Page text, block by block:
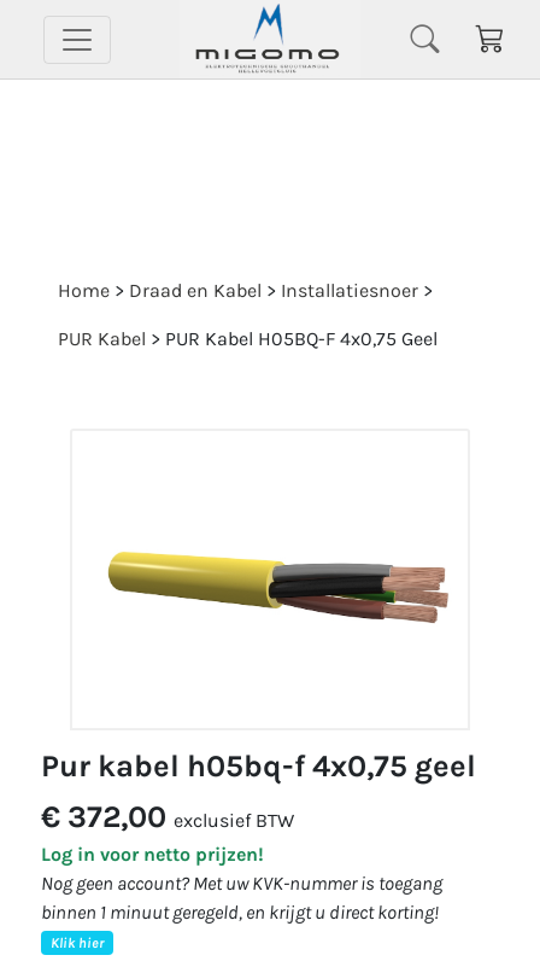
Home > Draad en Kabel > Installatiesnoer >
PUR Kabel > PUR Kabel H05BQ-F 4x0,75 Geel
pur kabel h05bq-f 4x0,75 geel
€ 372,00 exclusief BTW
Log in voor netto prijzen!
Nog geen account? Met uw KVK-nummer is toegang
binnen 1 minuut geregeld, en krijgt u direct korting!
Klik hier